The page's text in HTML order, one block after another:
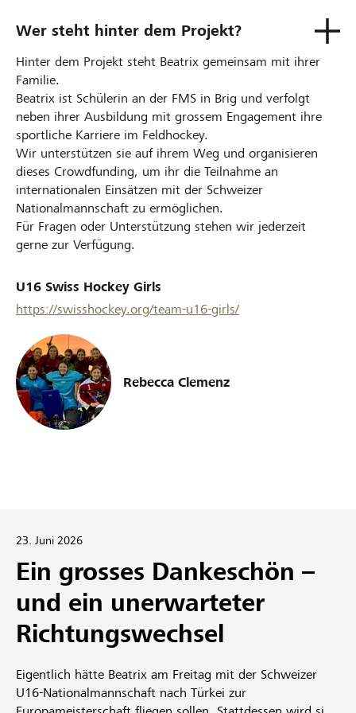
Wer steht hinter dem Projekt?
Hinter dem Projekt steht Beatrix gemeinsam mit ihrer
Familie.
Beatrix ist Schülerin an der FMS in Brig und verfolgt
neben ihrer Ausbildung mit grossem Engagement ihre
sportliche Karriere im Feldhockey.
Wir unterstützen sie auf ihrem Weg und organisieren
dieses Crowdfunding, um ihr die Teilnahme an
internationalen Einsätzen mit der Schweizer
Nationalmannschaft zu ermöglichen.
Für Fragen oder Unterstützung stehen wir jederzeit
gerne zur Verfügung.
U16 Swiss Hockey Girls
https://swisshockey.org/team-u16-girls/
Rebecca Clemenz
23. Juni 2026
Ein grosses Dankeschön –
und ein unerwarteter
Richtungswechsel
Eigentlich hätte Beatrix am Freitag mit der Schweizer
U16-Nationalmannschaft nach Türkei zur